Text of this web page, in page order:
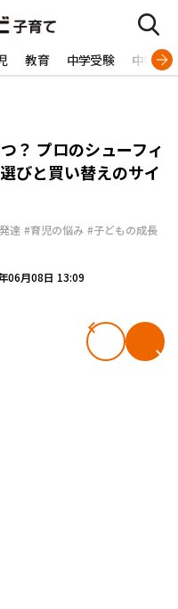
教育 中学受験 中学生
？ プロのシューフィ
びと買い替えのサイ
達 #育児の悩み #子どもの成長
06月08日 13:09